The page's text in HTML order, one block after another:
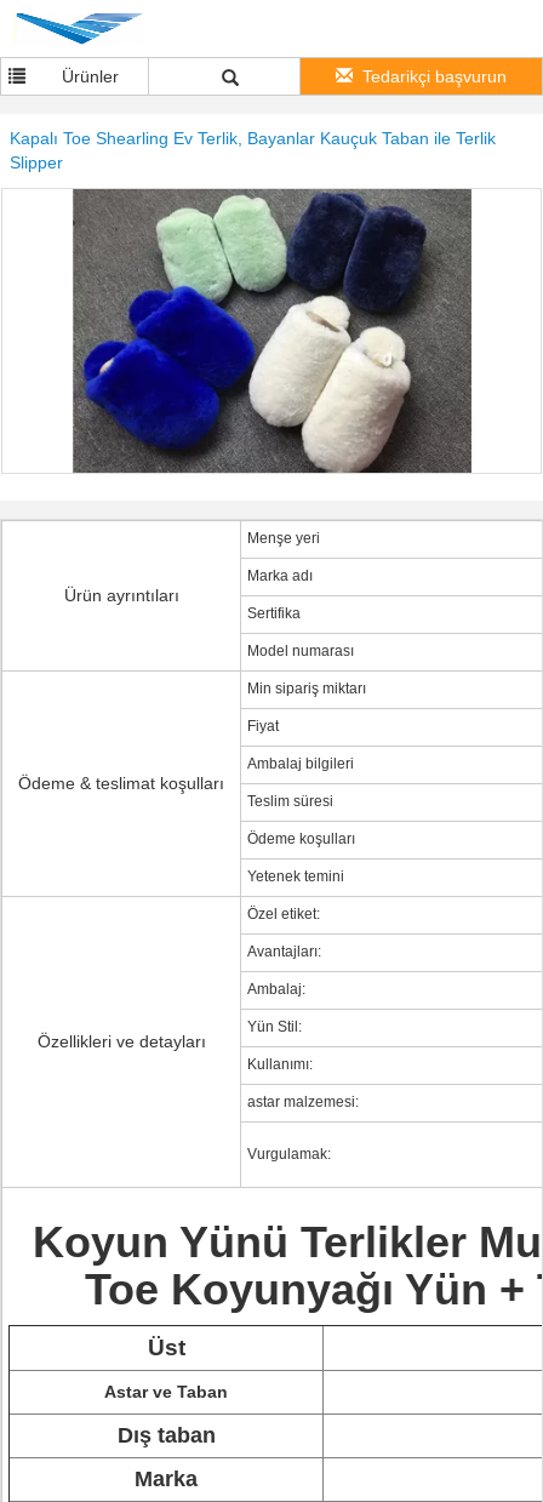
Ürünler Tedarikçi başvurun
Kapalı Toe Shearling Ev Terlik, Bayanlar Kauçuk Taban ile Terlik
Slipper
Ürün ayrıntıları
Menşe yeri
Marka adı
Sertifika
Model numarası
Ödeme & teslimat koşulları
Min sipariş miktarı
Fiyat
Ambalaj bilgileri
Teslim süresi
Ödeme koşulları
Yetenek temini
Özellikleri ve detayları
Özel etiket:
Avantajları:
Ambalaj:
Yün Stil:
Kullanımı:
astar malzemesi:
Vurgulamak:
Koyun Yünü Terlikler
Toe Koyunyağı Yün
Üst
Astar ve Taban
Dış taban
Marka